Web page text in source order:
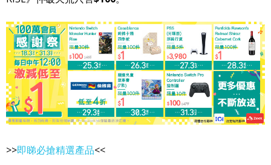
>>即睇必搶精選產品<<